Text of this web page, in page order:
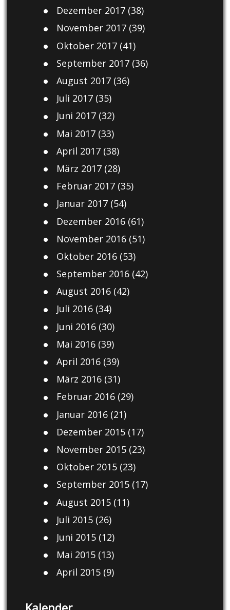
Dezember 2017(38)
November 2017(39)
Oktober 2017(41)
September 2017(36)
August 2017(36)
Juli 2017(35)
Juni 2017(32)
Mai 2017(33)
April 2017(38)
März 2017(28)
Februar 2017(35)
Januar 2017(54)
Dezember 2016(61)
November 2016(51)
Oktober 2016(53)
September 2016(42)
August 2016(42)
Juli 2016(34)
Juni 2016(30)
Mai 2016(39)
April 2016(39)
März 2016(31)
Februar 2016(29)
Januar 2016(21)
Dezember 2015(17)
November 2015(23)
Oktober 2015(23)
September 2015(17)
August 2015(11)
Juli 2015(26)
Juni 2015(12)
Mai 2015(13)
April 2015(9)